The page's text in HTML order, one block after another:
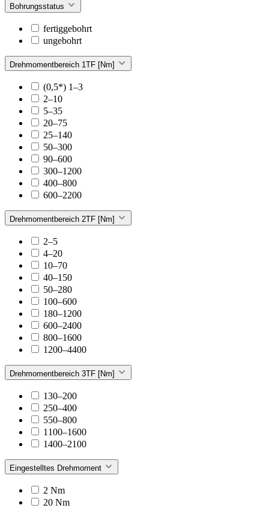
Bohrungsstatus
fertiggebohrt
ungebohrt
Drehmomentbereich 1TF [Nm]
(0,5*) 1–3
2–10
5–35
20–75
25–140
50–300
90–600
300–1200
400–800
600–2200
Drehmomentbereich 2TF [Nm]
2–5
4–20
10–70
40–150
50–280
100–600
180–1200
600–2400
800–1600
1200–4400
Drehmomentbereich 3TF [Nm]
130–200
250–400
550–800
1100–1600
1400–2100
Eingestelltes Drehmoment
2 Nm
20 Nm